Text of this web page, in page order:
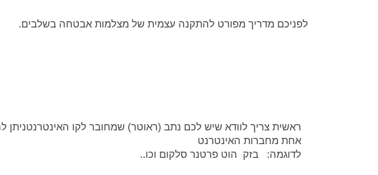
לפניכם מדריך מפורט להתקנה עצמית של מצלמות אבטחה בשלבים.
ראשית צריך לוודא שיש לכם נתב (ראוטר) שמחובר לקו האינטרנטניתן
אחת מחברות האינטרנט
לדוגמה: בזק הוט פרטנר סלקום וכו..